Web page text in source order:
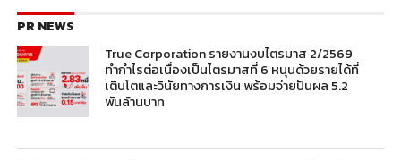
PR NEWS
True Corporation รายงานงบไตรมาส 2/2569
ทำกำไรต่อเนื่องเป็นไตรมาสที่ 6 หนุนด้วยรายได้ที่
เติบโตและวินัยทางการเงิน พร้อมจ่ายปันผล 5.2
พันล้านบาท